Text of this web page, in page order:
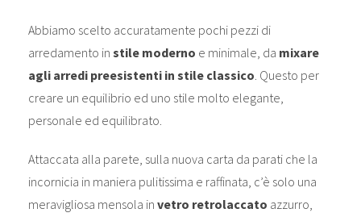
Abbiamo scelto accuratamente pochi pezzi di
arredamento in stile moderno e minimale, da mixare
agli arredi preesistenti in stile classico. Questo per
creare un equilibrio ed uno stile molto elegante,
personale ed equilibrato.
Attaccata alla parete, sulla nuova carta da parati che la
incornicia in maniera pulitissima e raffinata, c’è solo una
meravigliosa mensola in vetro retrolaccato azzurro,